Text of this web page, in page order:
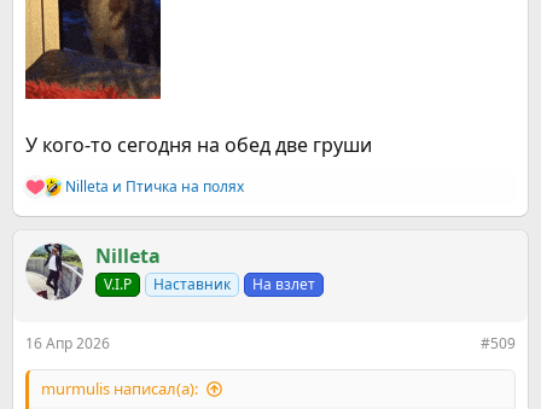
У кого-то сегодня на обед две груши
Р
е
к
ц
и
Nilleta и Птичка на полях
Nilleta
V.I.P Наставник На взлет
16 Апр 2026 #509
murmulis написал(а):